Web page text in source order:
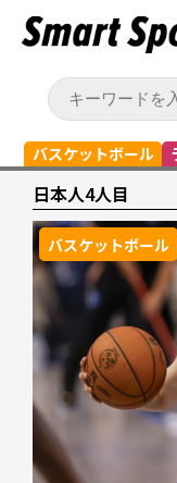
バスケットボール
日本人4人目
バスケットボール